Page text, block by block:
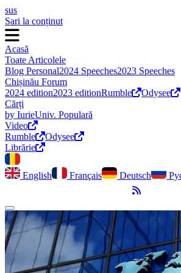
sus
Sari la conținut
Acasă
Toate Articolele
Blog Personal2024 Speeches2023 Speeches
Chișinău Forum
2024 edition2023 editionRumble
Odysee
Cărți
by IurieUniv. Populară
Video
Rumble
Odysee
Librărie
English Français Deutsch
Flux RSS
Comută modul întunecat